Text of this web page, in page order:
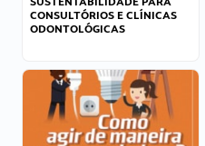
CONSULTÓRIOS E CLÍNICAS
ODONTOLÓGICAS